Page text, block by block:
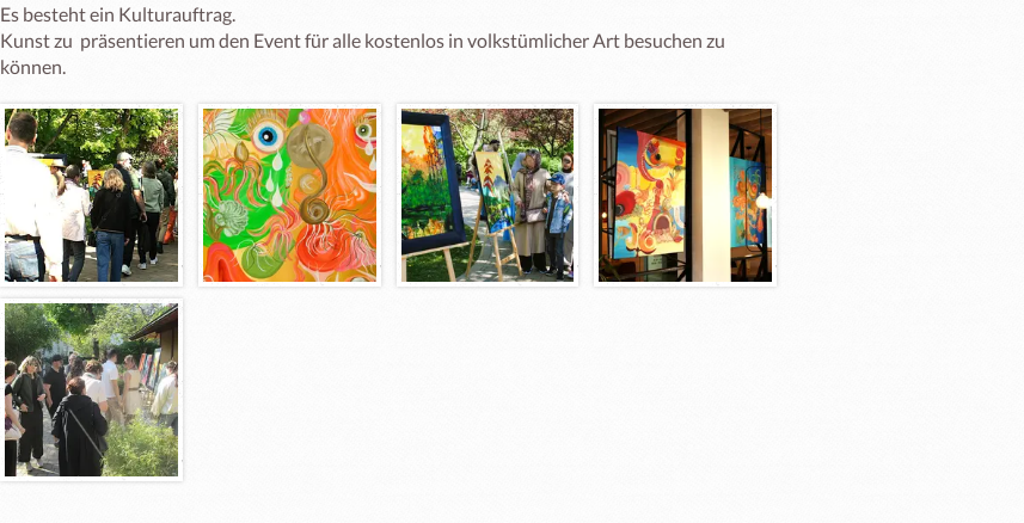
Es besteht ein Kulturauftrag.
Kunst zu  präsentieren um den Event für alle kostenlos in volkstümlicher Art besuchen zu
können.